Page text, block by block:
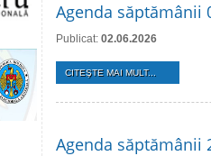
Agenda săptămânii
Publicat: 02.06.2026
CITEŞTE MAI MULT...
Agenda săptămânii